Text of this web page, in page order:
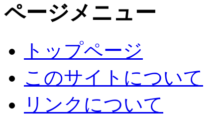
ページメニュー
トップページ
このサイトについて
リンクについて